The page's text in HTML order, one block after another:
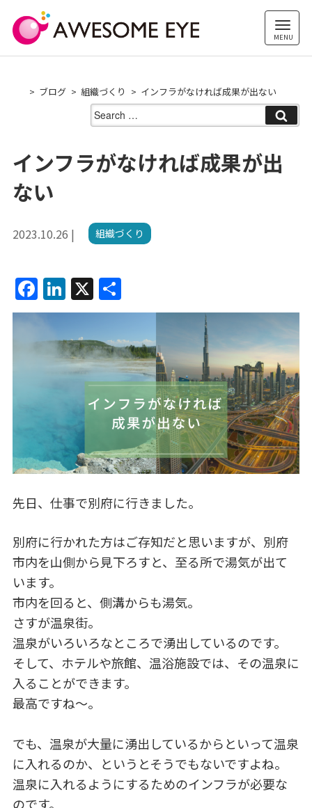
content
ブログ 組織づくり インフラがなければ成果が出ない
Search
for:
インフラがなければ成果が出
ない
2023.10.26 | 組織づくり
F
a
c
e
b
o
o
Li
n
k
e
dI
n
X 共
有
先日、仕事で別府に行きました。
別府に行かれた方はご存知だと思いますが、別府
市内を山側から見下ろすと、至る所で湯気が出て
います。
市内を回ると、側溝からも湯気。
さすが温泉街。
温泉がいろいろなところで湧出しているのです。
そして、ホテルや旅館、温浴施設では、その温泉に
入ることができます。
最高ですね～。
でも、温泉が大量に湧出しているからといって温泉
に入れるのか、というとそうでもないですよね。
温泉に入れるようにするためのインフラが必要な
のです。